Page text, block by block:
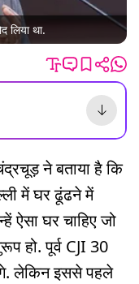
लिया था.
ने बताया है कि
में घर ढूंढने में
घर चाहिए जो
हो. पूर्व CJI 30
लेकिन इससे पहले